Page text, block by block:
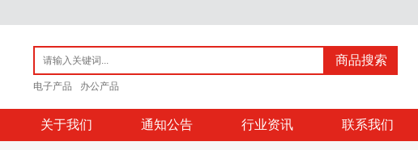
商品搜索
电子产品 办公产品
关于我们 通知公告 行业资讯 联系我们